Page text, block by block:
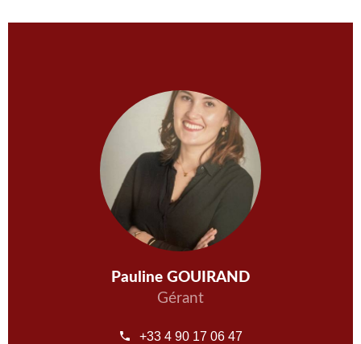
Pauline GOUIRAND
Gérant
+33 4 90 17 06 47